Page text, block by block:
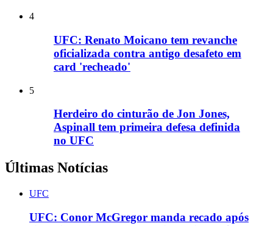
4
UFC: Renato Moicano tem revanche
oficializada contra antigo desafeto em
card 'recheado'
5
Herdeiro do cinturão de Jon Jones,
Aspinall tem primeira defesa definida
no UFC
Últimas Notícias
UFC
UFC: Conor McGregor manda recado após